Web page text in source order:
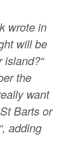
wrote in
will be
the
want
Barts or
adding